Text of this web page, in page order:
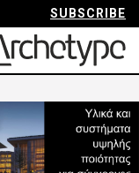
SUBSCRIBE